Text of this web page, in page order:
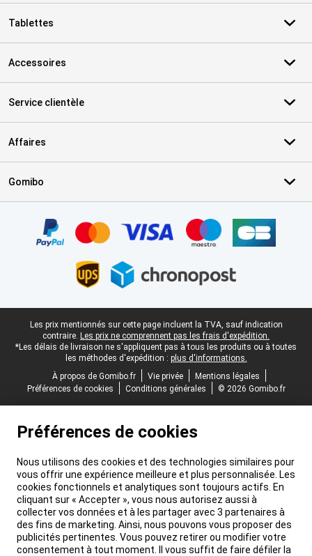
Tablettes
Accessoires
Service clientèle
Affaires
Gomibo
Pied-de-page légal
Les prix mentionnés sur cette page incluent la TVA, sauf indication
contraire. Les prix ne comprennent pas les frais d'expédition.
*Les délais de livraison ne s'appliquent pas à tous les produits ou à toutes
les méthodes d'expédition : plus d'informations.
À propos de Gomibo.fr
Vie privée
Mentions légales
Préférences de cookies
Conditions générales © 2026 Gomibo.fr
Préférences de cookies
Nous utilisons des cookies et des technologies similaires pour
vous offrir une expérience meilleure et plus personnalisée. Les
cookies fonctionnels et analytiques sont toujours actifs. En
cliquant sur « Accepter », vous nous autorisez aussi à
collecter vos données et à les partager avec 3 partenaires à
des fins de marketing. Ainsi, nous pouvons vous proposer des
publicités pertinentes. Vous pouvez retirer ou modifier votre
consentement à tout moment. Il vous suffit de faire défiler la